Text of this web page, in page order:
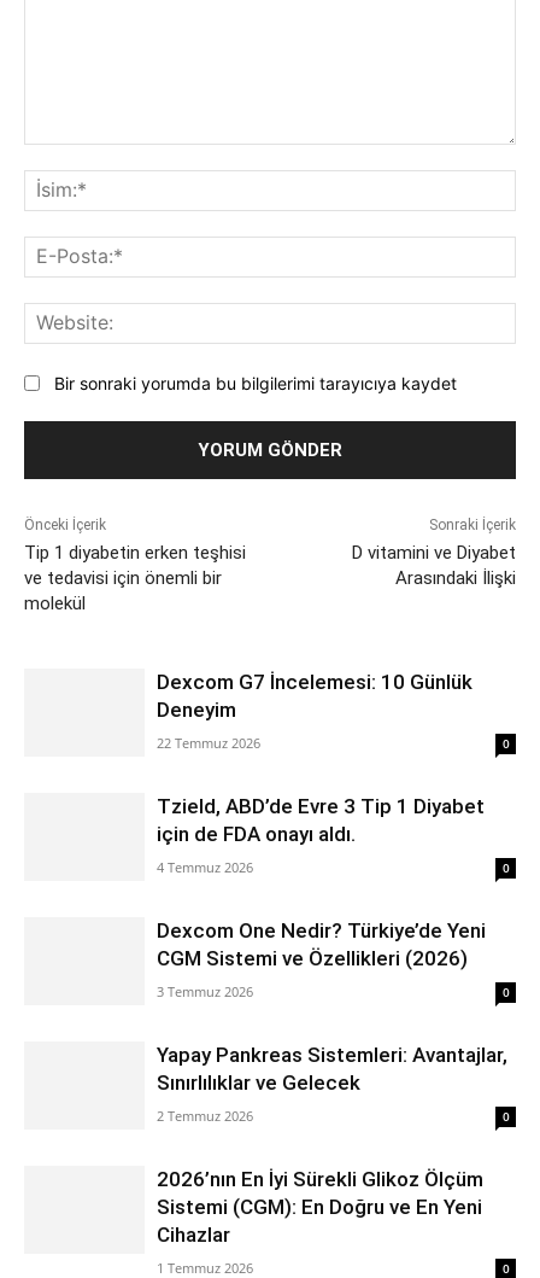
Bir sonraki yorumda bu bilgilerimi tarayıcıya kaydet
Önceki İçerik
Tip 1 diyabetin erken teşhisi
ve tedavisi için önemli bir
molekül
Sonraki İçerik
D vitamini ve Diyabet
Arasındaki İlişki
Dexcom G7 İncelemesi: 10 Günlük
Deneyim
22 Temmuz 2026 0
Tzield, ABD’de Evre 3 Tip 1 Diyabet
için de FDA onayı aldı.
4 Temmuz 2026 0
Dexcom One Nedir? Türkiye’de Yeni
CGM Sistemi ve Özellikleri (2026)
3 Temmuz 2026 0
Yapay Pankreas Sistemleri: Avantajlar,
Sınırlılıklar ve Gelecek
2 Temmuz 2026 0
2026’nın En İyi Sürekli Glikoz Ölçüm
Sistemi (CGM): En Doğru ve En Yeni
Cihazlar
1 Temmuz 2026 0